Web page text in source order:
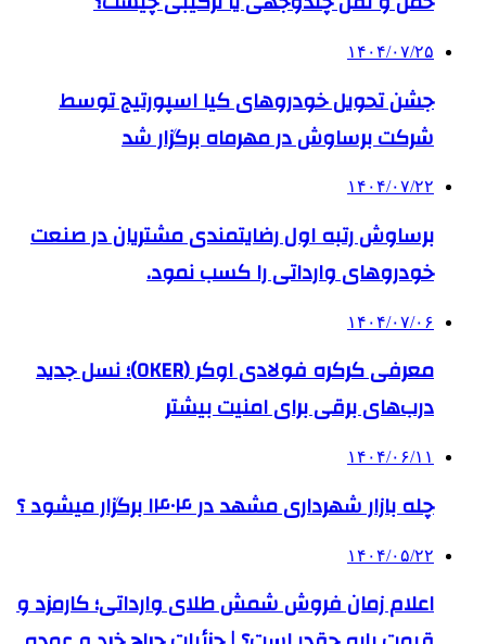
۱۴۰۴/۰۷/۲۵
جشن تحویل خودروهای کیا اسپورتیج توسط
شرکت برساوش در مهرماه برگزار شد
۱۴۰۴/۰۷/۲۲
برساوش رتبه اول رضایتمندی مشتریان در صنعت
خودروهای وارداتی را کسب نمود.
۱۴۰۴/۰۷/۰۶
معرفی کرکره فولادی اوکر (OKER)؛ نسل جدید
درب‌های برقی برای امنیت بیشتر
۱۴۰۴/۰۶/۱۱
چله بازار شهرداری مشهد در ۱۴۰۴ برگزار میشود ؟
۱۴۰۴/۰۵/۲۲
اعلام زمان فروش شمش طلای وارداتی؛ کارمزد و